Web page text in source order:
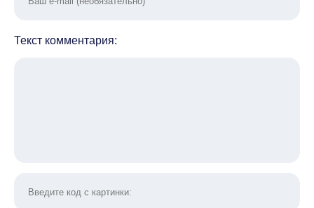
Текст комментария: